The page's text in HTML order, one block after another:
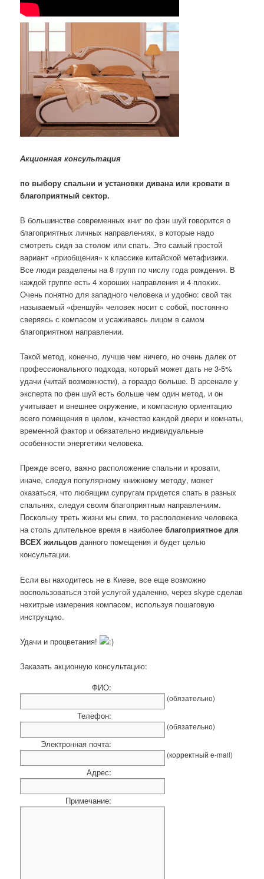
Акционная консультация
по выбору спальни и установки дивана или кровати в
благоприятный сектор.
В большинстве современных книг по фэн шуй говорится о
благоприятных личных направлениях, в которые надо
смотреть сидя за столом или спать. Это самый простой
вариант «приобщения» к классике китайской метафизики.
Все люди разделены на 8 групп по числу года рождения. В
каждой группе есть 4 хороших направления и 4 плохих.
Очень понятно для западного человека и удобно: свой так
называемый «феншуй» человек носит с собой, постоянно
сверяясь с компасом и усаживаясь лицом в самом
благоприятном направлении.
Такой метод, конечно, лучше чем ничего, но очень далек от
профессионального подхода, который может дать не 3-5%
удачи (читай возможности), а гораздо больше. В арсенале у
эксперта по фен шуй есть больше чем один метод, и он
учитывает и внешнее окружение, и компасную ориентацию
всего помещения в целом, качество каждой двери и комнаты,
временной фактор и обязательно индивидуальные
особенности энергетики человека.
Прежде всего, важно расположение спальни и кровати,
иначе, следуя популярному книжному методу, может
оказаться, что любящим супругам придется спать в разных
спальнях, следуя своим благоприятным направлениям.
Поскольку треть жизни мы спим, то расположение человека
на столь длительное время в наиболееблагоприятное для
ВСЕХ жильцов данного помещения и будет целью
консультации.
Если вы находитесь не в Киеве, все еще возможно
воспользоваться этой услугой удаленно, через skype сделав
нехитрые измерения компасом, используя пошаговую
инструкцию.
Удачи и процветания!
Заказать акционную консультацию:
ФИО:
(обязательно)
Телефон:
(обязательно)
Электронная почта:
(корректный e-mail)
Адрес:
Примечание: